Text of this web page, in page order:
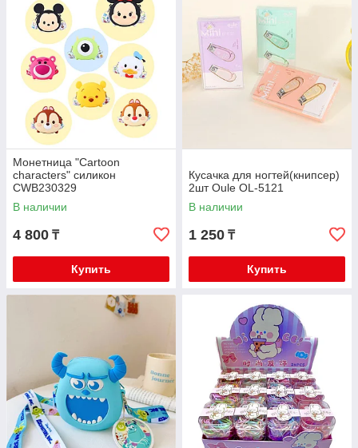
Монетница "Cartoon
characters" силикон
CWB230329
В наличии
4 800 ₸
Купить
Кусачка для ногтей(книпсер)
2шт Oule OL-5121
В наличии
1 250 ₸
Купить